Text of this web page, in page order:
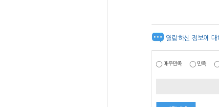
열람하신 정보에
매우만족 만족